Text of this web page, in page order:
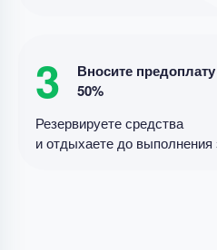
доработка курсовой работы
Уникальность 50%
Срок выполнения7 дней
3
Вносите предоплату
50%
Резервируете средства
и отдыхаете до выполнения